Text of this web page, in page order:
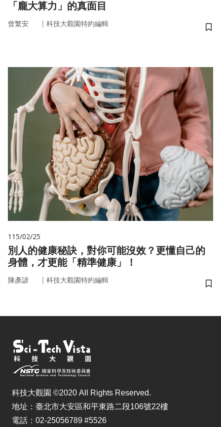
「龐大算力」的真面目
曾繁安 ｜ 科技大觀園特約編輯
儲
115/02/25
別人的健康秘訣，對你可能沒效？更懂自己的
身體，才更能「精準健康」！
陳彥諺 ｜ 科技大觀園特約編輯
儲
科技大觀園 ©2020 All Rights Reserved.
地址：臺北市大安區和平東路二段106號22樓
電話：02-25056789 #5526